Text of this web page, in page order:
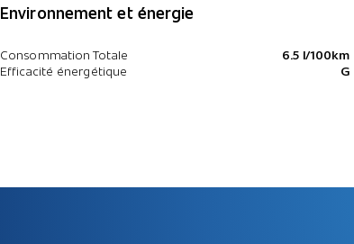
Environnement et énergie
Consommation Totale
6.5 l/100km
Efficacité énergétique
G